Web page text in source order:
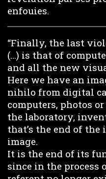
enfouies.
“Finally, the last
(…) is that of
and all the new
Here we have an
nihilo from digital
computers, photos
the laboratory,
that’s the end of
image.
It is the end of its
since in the process